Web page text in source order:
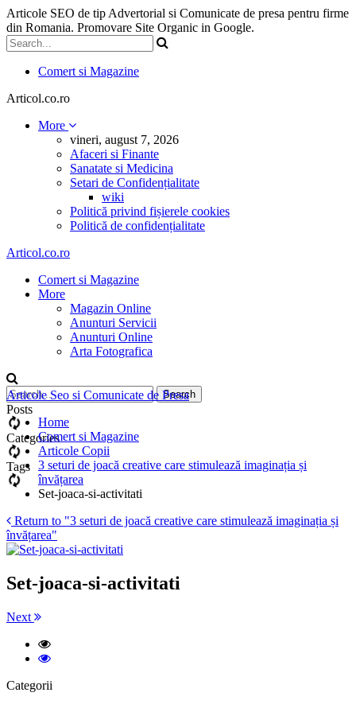
Articole SEO de tip Advertorial si Comunicate de presa pentru firme
din Romania. Promovare Site Organic in Google.
Comert si Magazine
Articol.co.ro
More
vineri, august 7, 2026
Afaceri si Finante
Sanatate si Medicina
Setari de Confidențialitate
wiki
Politică privind fișierele cookies
Politică de confidențialitate
Articol.co.ro
Comert si Magazine
More
Magazin Online
Anunturi Servicii
Anunturi Online
Arta Fotografica
Posts
Categories
Tags
Articole Seo si Comunicate de Presa
Home
Comert si Magazine
Articole Copii
3 seturi de joacă creative care stimulează imaginația și
învățarea
Set-joaca-si-activitati
Return to "3 seturi de joacă creative care stimulează imaginația și
învățarea"
Set-joaca-si-activitati
Next
Categorii